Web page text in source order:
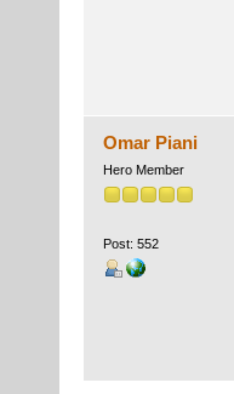
Omar Piani
Hero Member
Post: 552